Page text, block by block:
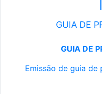
GUIA DE
GUIA DE
Emissão de guia